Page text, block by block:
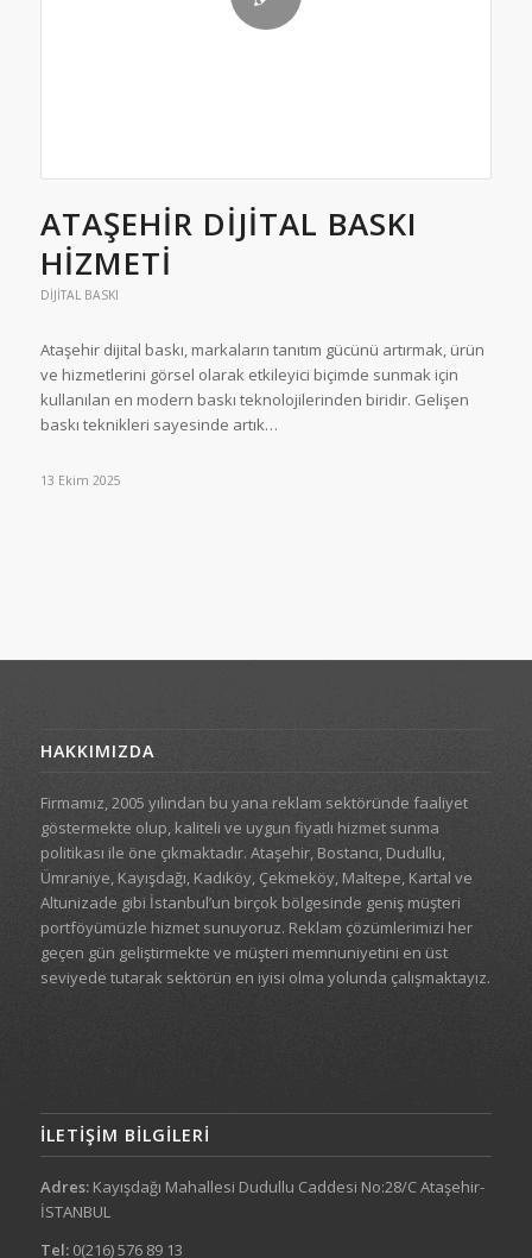
ATAŞEHIR DIJITAL BASKI
HIZMETI
DIJITAL BASKI
Ataşehir dijital baskı, markaların tanıtım gücünü artırmak, ürün
ve hizmetlerini görsel olarak etkileyici biçimde sunmak için
kullanılan en modern baskı teknolojilerinden biridir. Gelişen
baskı teknikleri sayesinde artık…
13 Ekim 2025
HAKKIMIZDA
Firmamız, 2005 yılından bu yana reklam sektöründe faaliyet
göstermekte olup, kaliteli ve uygun fiyatlı hizmet sunma
politikası ile öne çıkmaktadır. Ataşehir, Bostancı, Dudullu,
Ümraniye, Kayışdağı, Kadıköy, Çekmeköy, Maltepe, Kartal ve
Altunizade gibi İstanbul’un birçok bölgesinde geniş müşteri
portföyümüzle hizmet sunuyoruz. Reklam çözümlerimizi her
geçen gün geliştirmekte ve müşteri memnuniyetini en üst
seviyede tutarak sektörün en iyisi olma yolunda çalışmaktayız.
İLETIŞIM BILGILERI
Adres:Kayışdağı Mahallesi Dudullu Caddesi No:28/C Ataşehir-
İSTANBUL
Tel:0(216) 576 89 13